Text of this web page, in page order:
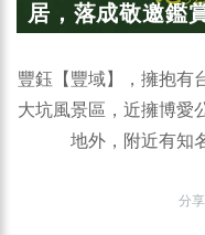
居，落成敬邀鑑
豐鈺【豐域】，擁抱有
大坑風景區，近擁博愛
地外，附近有知
分享